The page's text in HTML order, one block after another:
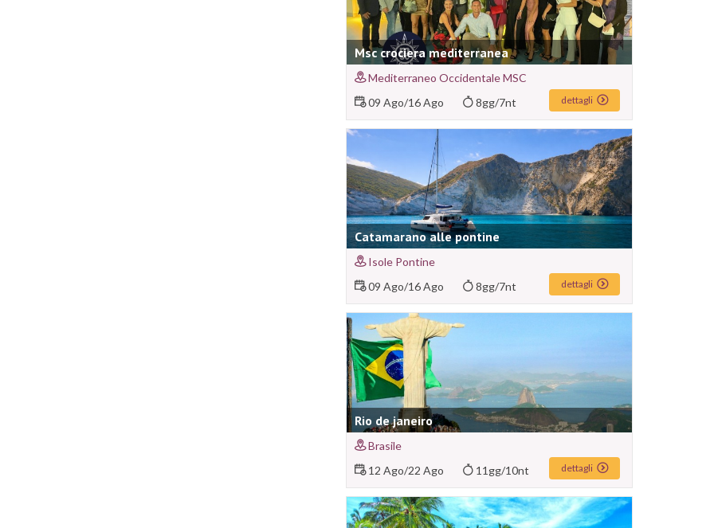
Msc crociera mediterranea
Mediterraneo Occidentale MSC
09 Ago/16 Ago 8gg/7nt dettagli
Catamarano alle pontine
Isole Pontine
09 Ago/16 Ago 8gg/7nt dettagli
Rio de janeiro
Brasile
12 Ago/22 Ago 11gg/10nt dettagli